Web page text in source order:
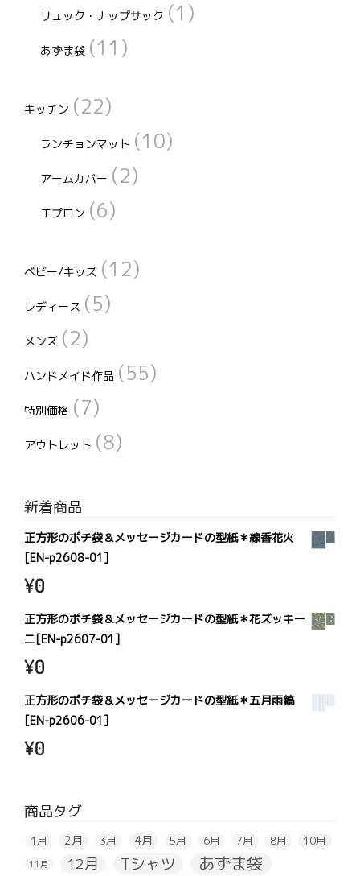
リュック・ナップサック (1)
あずま袋 (11)
キッチン (22)
ランチョンマット (10)
アームカバー (2)
エプロン (6)
ベビー/キッズ (12)
レディース (5)
メンズ (2)
ハンドメイド作品 (55)
特別価格 (7)
アウトレット (8)
新着商品
正方形のポチ袋＆メッセージカードの型紙＊線香花火
[EN-p2608-01]
¥0
正方形のポチ袋＆メッセージカードの型紙＊花ズッキー
ニ[EN-p2607-01]
¥0
正方形のポチ袋＆メッセージカードの型紙＊五月雨縞
[EN-p2606-01]
¥0
商品タグ
1月 2月 3月 4月 5月 6月 7月 8月 10月
11月 12月 Tシャツ あずま袋